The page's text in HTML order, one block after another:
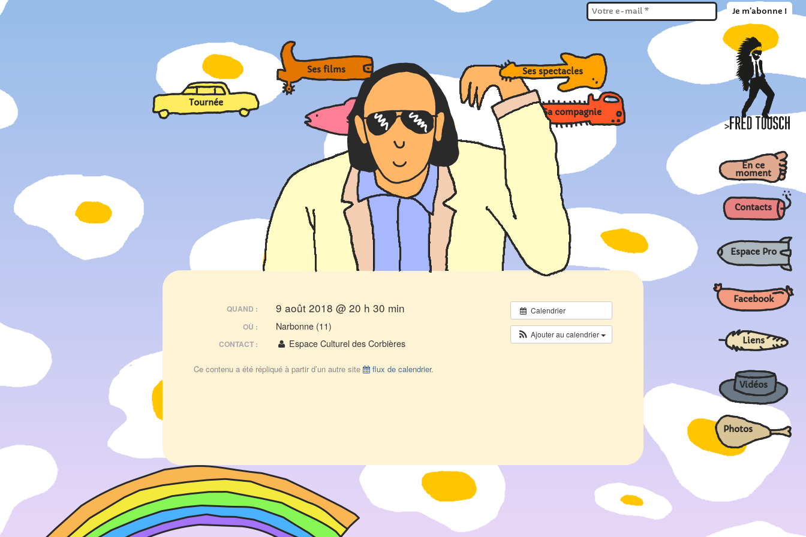
>
En ce
moment
Contacts
Espace Pro
Facebook
Liens
Vidéos
Photos
Sa vie Sa compagnie
Ses spectacles
Ses films
Tournée
Calendrier
Ajouter au calendrier
QUAND : 9 août 2018 @ 20 h 30 min
OÙ : Narbonne (11)
CONTACT : Espace Culturel des Corbières
Ce contenu a été répliqué à partir d’un autre site flux de calendrier.